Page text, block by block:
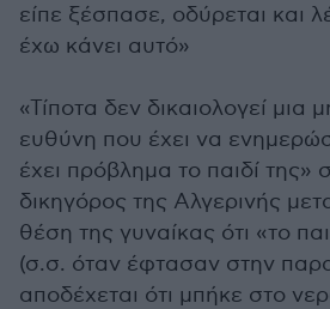
είπε ξέσπασε, οδύρεται και
έχω κάνει αυτό»
«Τίποτα δεν δικαιολογεί μια
ευθύνη που έχει να
έχει πρόβλημα το παιδί
δικηγόρος της Αλγερινής
θέση της γυναίκας ότι «το
(σ.σ. όταν έφτασαν στην
αποδέχεται ότι μπήκε στο